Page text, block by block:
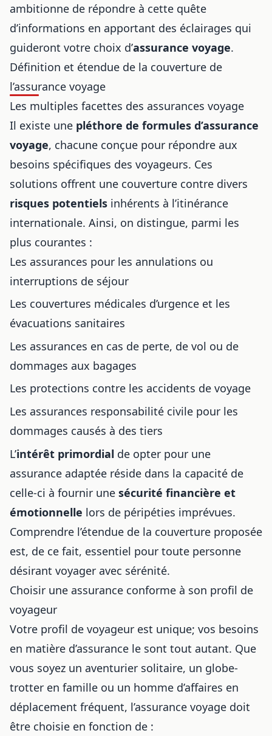
ambitionne de répondre à cette quête
d’informations en apportant des éclairages qui
guideront votre choix d’assurance voyage.
Définition et étendue de la couverture de
l’assurance voyage
Les multiples facettes des assurances voyage
Il existe une pléthore de formules d’assurance
voyage, chacune conçue pour répondre aux
besoins spécifiques des voyageurs. Ces
solutions offrent une couverture contre divers
risques potentiels inhérents à l’itinérance
internationale. Ainsi, on distingue, parmi les
plus courantes :
Les assurances pour les annulations ou
interruptions de séjour
Les couvertures médicales d’urgence et les
évacuations sanitaires
Les assurances en cas de perte, de vol ou de
dommages aux bagages
Les protections contre les accidents de voyage
Les assurances responsabilité civile pour les
dommages causés à des tiers
L’intérêt primordial de opter pour une
assurance adaptée réside dans la capacité de
celle-ci à fournir une sécurité financière et
émotionnelle lors de péripéties imprévues.
Comprendre l’étendue de la couverture proposée
est, de ce fait, essentiel pour toute personne
désirant voyager avec sérénité.
Choisir une assurance conforme à son profil de
voyageur
Votre profil de voyageur est unique; vos besoins
en matière d’assurance le sont tout autant. Que
vous soyez un aventurier solitaire, un globe-
trotter en famille ou un homme d’affaires en
déplacement fréquent, l’assurance voyage doit
être choisie en fonction de :